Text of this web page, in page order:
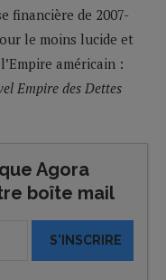
financière de 2007-
le moins lucide et
américain :
Empire des Dettes
Agora
boîte mail
S'INSCRIRE